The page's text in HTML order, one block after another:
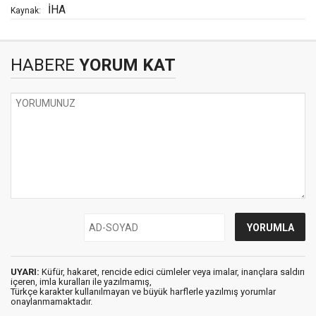
Kaynak: İHA
HABERE YORUM KAT
UYARI: Küfür, hakaret, rencide edici cümleler veya imalar, inançlara saldırı
içeren, imla kuralları ile yazılmamış,
Türkçe karakter kullanılmayan ve büyük harflerle yazılmış yorumlar
onaylanmamaktadır.